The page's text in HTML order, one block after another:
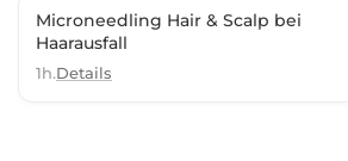
Microneedling Hair & Scalp bei
Haarausfall
1h.Details